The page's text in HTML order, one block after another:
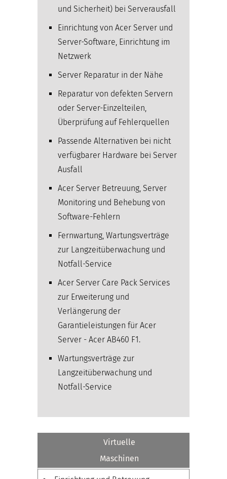
und Sicherheit) bei Serverausfall
Einrichtung von Acer Server und
Server-Software, Einrichtung im
Netzwerk
Server Reparatur in der Nähe
Reparatur von defekten Servern
oder Server-Einzelteilen,
Überprüfung auf Fehlerquellen
Passende Alternativen bei nicht
verfügbarer Hardware bei Server
Ausfall
Acer Server Betreuung, Server
Monitoring und Behebung von
Software-Fehlern
Fernwartung, Wartungsverträge
zur Langzeitüberwachung und
Notfall-Service
Acer Server Care Pack Services
zur Erweiterung und
Verlängerung der
Garantieleistungen für Acer
Server - Acer AB460 F1.
Wartungsverträge zur
Langzeitüberwachung und
Notfall-Service
Virtuelle
Maschinen